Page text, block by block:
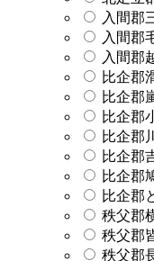
入間郡
入間郡
入間郡
比企郡
比企郡
比企郡
比企郡
比企郡
比企郡
比企郡
秩父郡
秩父郡
秩父郡